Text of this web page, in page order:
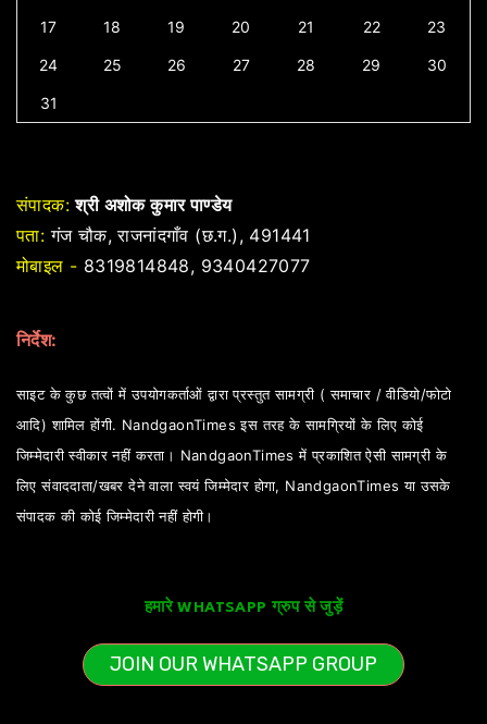
17 18 19 20 21 22 23
24 25 26 27 28 29 30
31
संपादक: श्री अशोक कुमार पाण्डेय
पता: गंज चौक, राजनांदगाँव (छ.ग.), 491441
मोबाइल - 8319814848, 9340427077
निर्देश:
साइट के कुछ तत्वों में उपयोगकर्ताओं द्वारा प्रस्तुत सामग्री ( समाचार / वीडियो/फोटो
आदि) शामिल होंगी. NandgaonTimes इस तरह के सामग्रियों के लिए कोई
जिम्मेदारी स्वीकार नहीं करता। NandgaonTimes में प्रकाशित ऐसी सामग्री के
लिए संवाददाता/खबर देने वाला स्वयं जिम्मेदार होगा, NandgaonTimes या उसके
संपादक की कोई जिम्मेदारी नहीं होगी।
हमारे WHATSAPP ग्रुप से जुड़ें
JOIN OUR WHATSAPP GROUP